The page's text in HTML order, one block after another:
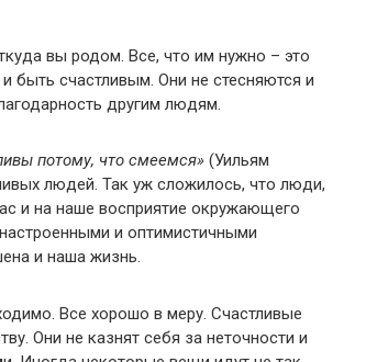
вы родом. Все, что им нужно – это
счастливым. Они не стесняются и
другим людям.
потому, что смеемся» (Уильям
людей. Так уж сложилось, что люди,
и на наше восприятие окружающего
и оптимистичными
и наша жизнь.
Все хорошо в меру. Счастливые
Они не казнят себя за неточности и